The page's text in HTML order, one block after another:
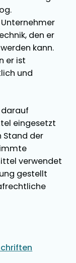
Unternehmer
den er
kann.
er ist
und
darauf
eingesetzt
Stand der
verwendet
gestellt